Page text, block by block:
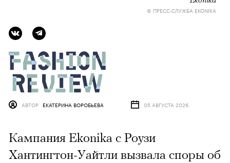
© ПРЕСС-СЛУЖБА EKONIKA
АВТОР ЕКАТЕРИНА ВОРОБЬЕВА 05 АВГУСТА 2026
Кампания Ekonika с Роузи
Хантингтон-Уайтли вызвала споры об